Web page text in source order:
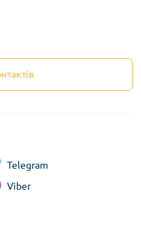
Telegram
Viber